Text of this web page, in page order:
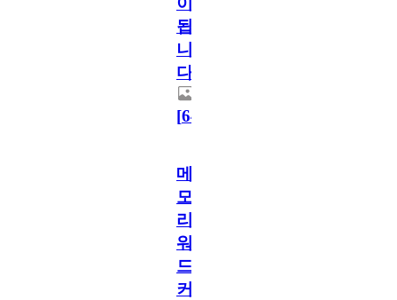
됩
니
다.
[64
메
모
리
워
드
커